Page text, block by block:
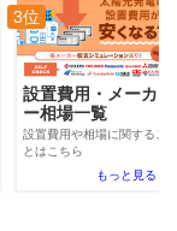
3位
設置費用・メーカ
ー相場一覧
設置費用や相場に関するこ
とはこちら
もっと見る »